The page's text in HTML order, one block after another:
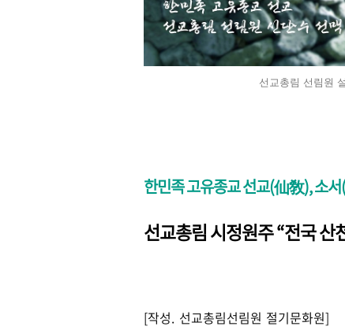
선교총림 선림원
한민족 고유종교 선교(仙敎), 소
선교총림 시정원주 “​전국 산
[작성. 선교총림선림원 절기문화원]